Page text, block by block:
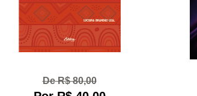
De R$ 80,00